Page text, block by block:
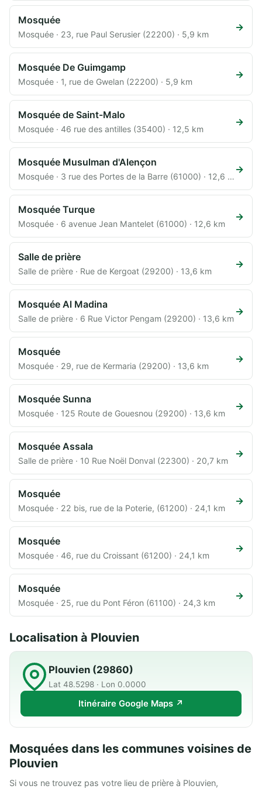
Mosquée
Mosquée · 23, rue Paul Serusier (22200) · 5,9 km
→
Mosquée De Guimgamp
Mosquée · 1, rue de Gwelan (22200) · 5,9 km
→
Mosquée de Saint-Malo
Mosquée · 46 rue des antilles (35400) · 12,5 km
→
Mosquée Musulman d'Alençon
Mosquée · 3 rue des Portes de la Barre (61000) · 12,6 km
→
Mosquée Turque
Mosquée · 6 avenue Jean Mantelet (61000) · 12,6 km
→
Salle de prière
Salle de prière · Rue de Kergoat (29200) · 13,6 km
→
Mosquée Al Madina
Salle de prière · 6 Rue Victor Pengam (29200) · 13,6 km
→
Mosquée
Mosquée · 29, rue de Kermaria (29200) · 13,6 km
→
Mosquée Sunna
Mosquée · 125 Route de Gouesnou (29200) · 13,6 km
→
Mosquée Assala
Salle de prière · 10 Rue Noël Donval (22300) · 20,7 km
→
Mosquée
Mosquée · 22 bis, rue de la Poterie, (61200) · 24,1 km
→
Mosquée
Mosquée · 46, rue du Croissant (61200) · 24,1 km
→
Mosquée
Mosquée · 25, rue du Pont Féron (61100) · 24,3 km
→
Localisation à Plouvien
Plouvien (29860)
Lat 48.5298 · Lon 0.0000
Itinéraire Google Maps ↗
Mosquées dans les communes voisines de
Plouvien
Si vous ne trouvez pas votre lieu de prière à Plouvien,